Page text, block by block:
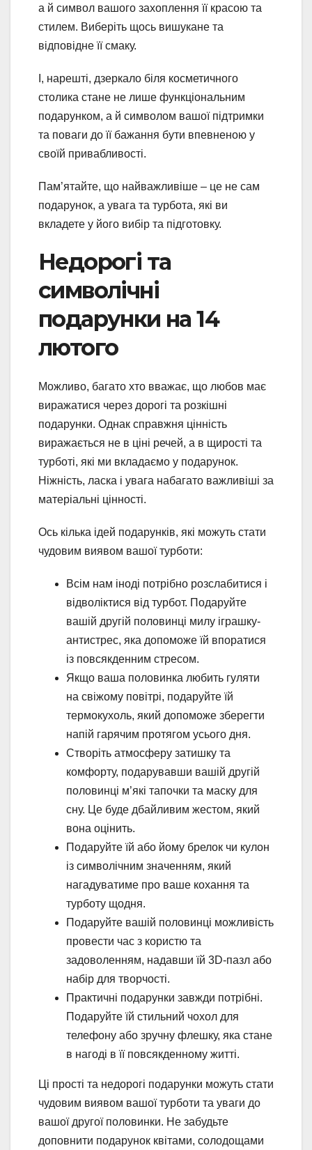
а й символ вашого захоплення її красою та
стилем. Виберіть щось вишукане та
відповідне її смаку.
І, нарешті, дзеркало біля косметичного
столика стане не лише функціональним
подарунком, а й символом вашої підтримки
та поваги до її бажання бути впевненою у
своїй привабливості.
Пам’ятайте, що найважливіше – це не сам
подарунок, а увага та турбота, які ви
вкладете у його вибір та підготовку.
Недорогі та
символічні
подарунки на 14
лютого
Можливо, багато хто вважає, що любов має
виражатися через дорогі та розкішні
подарунки. Однак справжня цінність
виражається не в ціні речей, а в щирості та
турботі, які ми вкладаємо у подарунок.
Ніжність, ласка і увага набагато важливіші за
матеріальні цінності.
Ось кілька ідей подарунків, які можуть стати
чудовим виявом вашої турботи:
Всім нам іноді потрібно розслабитися і
відволіктися від турбот. Подаруйте
вашій другій половинці милу іграшку-
антистрес, яка допоможе їй впоратися
із повсякденним стресом.
Якщо ваша половинка любить гуляти
на свіжому повітрі, подаруйте їй
термокухоль, який допоможе зберегти
напій гарячим протягом усього дня.
Створіть атмосферу затишку та
комфорту, подарувавши вашій другій
половинці м’які тапочки та маску для
сну. Це буде дбайливим жестом, який
вона оцінить.
Подаруйте їй або йому брелок чи кулон
із символічним значенням, який
нагадуватиме про ваше кохання та
турботу щодня.
Подаруйте вашій половинці можливість
провести час з користю та
задоволенням, надавши їй 3D-пазл або
набір для творчості.
Практичні подарунки завжди потрібні.
Подаруйте їй стильний чохол для
телефону або зручну флешку, яка стане
в нагоді в її повсякденному житті.
Ці прості та недорогі подарунки можуть стати
чудовим виявом вашої турботи та уваги до
вашої другої половинки. Не забудьте
доповнити подарунок квітами, солодощами